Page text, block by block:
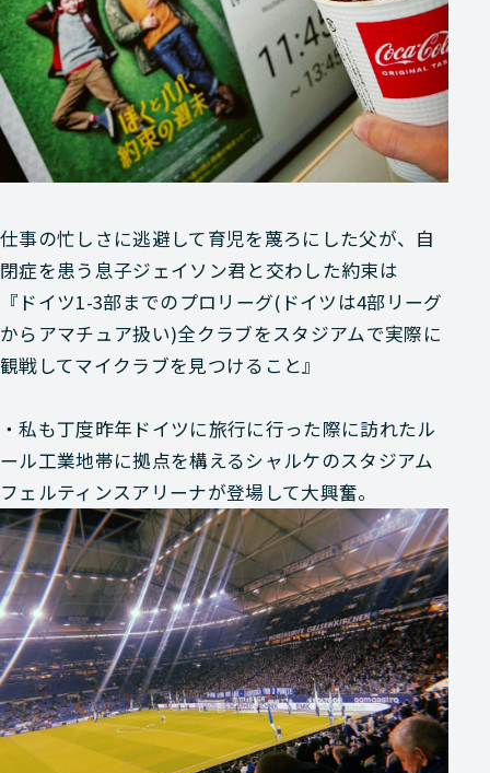
仕事の忙しさに逃避して育児を蔑ろにした父が、自
閉症を患う息子ジェイソン君と交わした約束は
『ドイツ1-3部までのプロリーグ(ドイツは4部リーグ
からアマチュア扱い)全クラブをスタジアムで実際に
観戦してマイクラブを見つけること』
・私も丁度昨年ドイツに旅行に行った際に訪れたル
ール工業地帯に拠点を構えるシャルケのスタジアム
フェルティンスアリーナが登場して大興奮。